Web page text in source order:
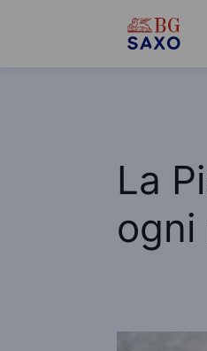
La
ogni